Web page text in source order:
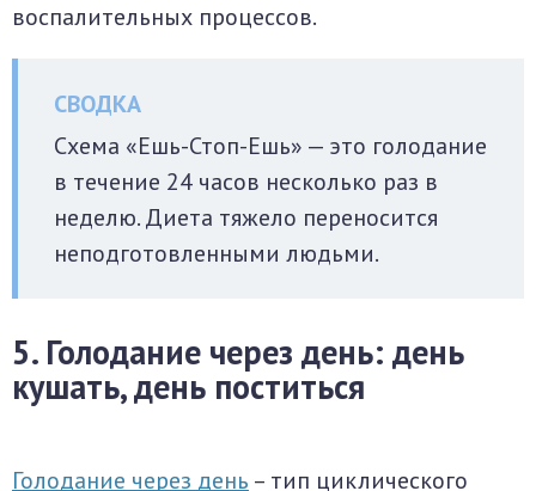
воспалительных процессов.
Схема «Ешь-Стоп-Ешь» — это голодание
в течение 24 часов несколько раз в
неделю. Диета тяжело переносится
неподготовленными людьми.
5. Голодание через день: день
кушать, день поститься
Голодание через день – тип циклического